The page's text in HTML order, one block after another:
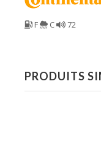
F C 72
PRODUITS